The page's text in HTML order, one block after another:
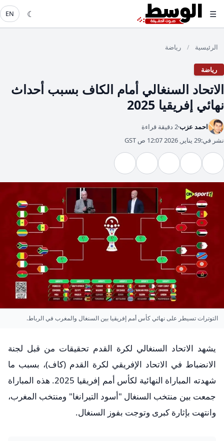
☰
☾
EN
الرئيسية / رياضة
رياضة
الاتحاد السنغالي أمام الكاف بسبب أحداث
نهائي إفريقيا 2025
احمد عزب2 دقيقة قراءة
نشر في:29 يناير, 2026 12:07 ص GST
التوترات تسيطر على نهائي كأس أمم إفريقيا بين السنغال والمغرب في الرباط.
يشهد الاتحاد السنغالي لكرة القدم تحقيقات من قبل لجنة
الانضباط في الاتحاد الإفريقي لكرة القدم (كاف)، بسبب ما
شهدته المباراة النهائية لكأس أمم إفريقيا 2025. هذه المباراة
جمعت بين منتخب السنغال "أسود التيرانغا" ومنتخب المغرب،
وانتهت بإثارة كبرى وتوجت بفوز السنغال.